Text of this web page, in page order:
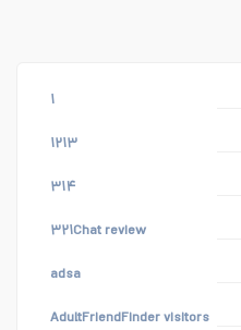
۱
۱۲۱۳
۳۱۴
۳۲۱Chat review
adsa
AdultFriendFinder visitors